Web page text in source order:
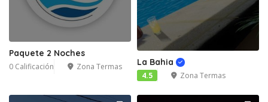
Paquete 2 Noches
0 Calificación Zona Termas La Bahia
4.5 Zona Termas